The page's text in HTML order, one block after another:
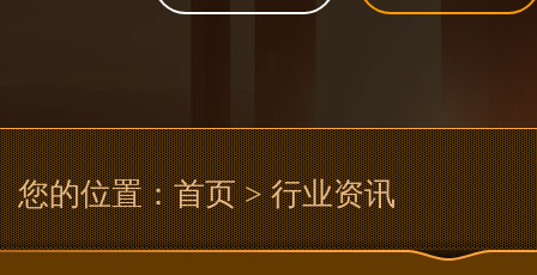
您的位置：首页> 行业资讯